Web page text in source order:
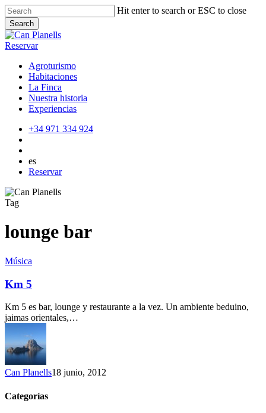
Skip
to
main
content
Hit enter to search or ESC to close
Search
Close
Search
Reservar
Agroturismo
Habitaciones
La Finca
Nuestra historia
Experiencias
+34 971 334 924
es
Reservar
Tag
lounge bar
Km
Música
Km 5
Km 5 es bar, lounge y restaurante a la vez. Un ambiente beduino,
jaimas orientales,…
Can Planells18 junio, 2012
Categorías